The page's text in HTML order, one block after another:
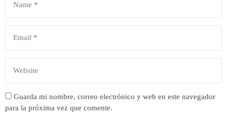
Guarda mi nombre, correo electrónico y web en este navegador
para la próxima vez que comente.